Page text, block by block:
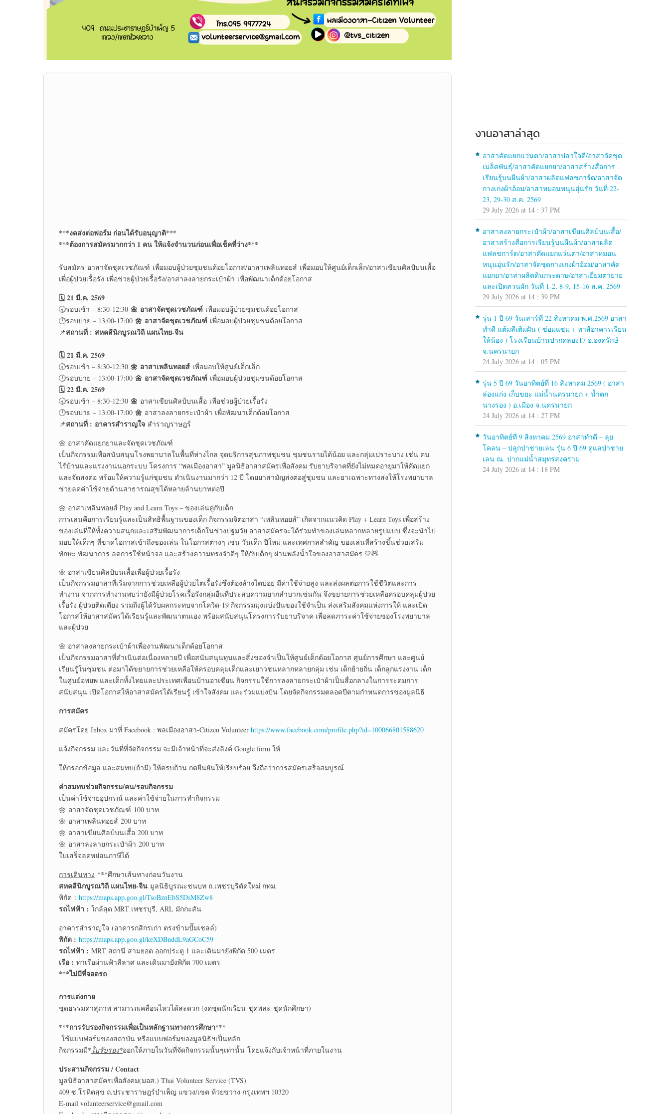
***งดส่งต่อฟอร์ม ก่อนได้รับอนุญาติ***
***ต้องการสมัครมากกว่า 1 คน ให้แจ้งจำนวนก่อนเพื่อเช็คที่ว่าง***
รับสมัคร อาสาจัดชุดเวชภัณฑ์ เพื่อมอบผู้ป่วยชุมชนด้อยโอกาส/อาสาเพลินทอยส์ เพื่อมอบให้ศูนย์เด็กเล็ก/อาสาเขียนศิลป์บนเสื้อ
เพื่อผู้ป่วยเรื้อรัง เพื่อช่วยผู้ป่วยเรื้อรัง/อาสาลงลายกระเป๋าผ้า เพื่อพัฒนาเด็กด้อยโอกาส
🗓️ 21 มี.ค. 2569
🕣รอบเช้า – 8:30-12:30 🌼 อาสาจัดชุดเวชภัณฑ์ เพื่อมอบผู้ป่วยชุมชนด้อยโอกาส
🕛รอบบ่าย – 13:00-17:00 🌼 อาสาจัดชุดเวชภัณฑ์ เพื่อมอบผู้ป่วยชุมชนด้อยโอกาส
📌สถานที่ : สหคลีนิกบูรณวิถี แผนไทย-จีน
🗓️ 21 มี.ค. 2569
🕣รอบเช้า – 8:30-12:30 🌼 อาสาเพลินทอยส์ เพื่อมอบให้ศูนย์เด็กเล็ก
🕛รอบบ่าย – 13:00-17:00 🌼 อาสาจัดชุดเวชภัณฑ์ เพื่อมอบผู้ป่วยชุมชนด้อยโอกาส
🗓️ 22 มี.ค. 2569
🕣รอบเช้า – 8:30-12:30 🌼 อาสาเขียนศิลป์บนเสื้อ เพื่อช่วยผู้ป่วยเรื้อรัง
🕛รอบบ่าย – 13:00-17:00 🌼 อาสาลงลายกระเป๋าผ้า เพื่อพัฒนาเด็กด้อยโอกาส
📌สถานที่ : อาคารสำราญใจ สำราญราษฎร์
🌼 อาสาคัดแยกยาและจัดชุดเวชภัณฑ์
เป็นกิจกรรมเพื่อสนับสนุนโรงพยาบาลในพื้นที่ห่างไกล จุดบริการสุขภาพชุมชน ชุมชนรายได้น้อย และกลุ่มเปราะบาง เช่น คน
ไร้บ้านและแรงงานนอกระบบ โครงการ “พลเมืองอาสา” มูลนิธิอาสาสมัครเพื่อสังคม รับยาบริจาคที่ยังไม่หมดอายุมาให้คัดแยก
และจัดส่งต่อ พร้อมให้ความรู้แก่ชุมชน ดำเนินงานมากว่า 12 ปี โดยยาสามัญส่งต่อสู่ชุมชน และยาเฉพาะทางส่งให้โรงพยาบาล
ช่วยลดค่าใช้จ่ายด้านสาธารณสุขได้หลายล้านบาทต่อปี
🌼 อาสาเพลินทอยส์ Play and Learn Toys – ของเล่นคู่กับเด็ก
การเล่นคือการเรียนรู้และเป็นสิทธิพื้นฐานของเด็ก กิจกรรมจิตอาสา “เพลินทอยส์” เกิดจากแนวคิด Play + Learn Toys เพื่อสร้าง
ของเล่นที่ให้ทั้งความสนุกและเสริมพัฒนาการเด็กในช่วงปฐมวัย อาสาสมัครจะได้ร่วมทำของเล่นหลากหลายรูปแบบ ซึ่งจะนำไป
มอบให้เด็กๆ ที่ขาดโอกาสเข้าถึงของเล่น ในโอกาสต่างๆ เช่น วันเด็ก ปีใหม่ และเทศกาลสำคัญ ของเล่นที่สร้างขึ้นช่วยเสริม
ทักษะ พัฒนาการ ลดการใช้หน้าจอ และสร้างความทรงจำดีๆ ให้กับเด็กๆ ผ่านพลังน้ำใจของอาสาสมัคร 💛🧸
🌼 อาสาเขียนศิลป์บนเสื้อเพื่อผู้ป่วยเรื้อรัง
เป็นกิจกรรมอาสาที่เริ่มจากการช่วยเหลือผู้ป่วยไตเรื้อรังซึ่งต้องล้างไตบ่อย มีค่าใช้จ่ายสูง และส่งผลต่อการใช้ชีวิตและการ
ทำงาน จากการทำงานพบว่ายังมีผู้ป่วยโรคเรื้อรังกลุ่มอื่นที่ประสบความยากลำบากเช่นกัน จึงขยายการช่วยเหลือครอบคลุมผู้ป่วย
เรื้อรัง ผู้ป่วยติดเตียง รวมถึงผู้ได้รับผลกระทบจากโควิด-19 กิจกรรมมุ่งแบ่งปันของใช้จำเป็น ส่งเสริมสังคมแห่งการให้ และเปิด
โอกาสให้อาสาสมัครได้เรียนรู้และพัฒนาตนเอง พร้อมสนับสนุนโครงการรับยาบริจาค เพื่อลดภาระค่าใช้จ่ายของโรงพยาบาล
และผู้ป่วย
🌼 อาสาลงลายกระเป๋าผ้าเพื่องานพัฒนาเด็กด้อยโอกาส
เป็นกิจกรรมอาสาที่ดำเนินต่อเนื่องหลายปี เพื่อสนับสนุนทุนและสิ่งของจำเป็นให้ศูนย์เด็กด้อยโอกาส ศูนย์การศึกษา และศูนย์
เรียนรู้ในชุมชน ต่อมาได้ขยายการช่วยเหลือให้ครอบคลุมเด็กและเยาวชนหลากหลายกลุ่ม เช่น เด็กย้ายถิ่น เด็กลูกแรงงาน เด็ก
ในศูนย์อพยพ และเด็กทั้งไทยและประเทศเพื่อนบ้านอาเซียน กิจกรรมใช้การลงลายกระเป๋าผ้าเป็นสื่อกลางในการระดมการ
สนับสนุน เปิดโอกาสให้อาสาสมัครได้เรียนรู้ เข้าใจสังคม และร่วมแบ่งปัน โดยจัดกิจกรรมตลอดปีตามกำหนดการของมูลนิธิ
การสมัคร
สมัครโดย Inbox มาที่ Facebook : พลเมืองอาสา-Citizen Volunteer https://www.facebook.com/profile.php?id=100066801588620
แจ้งกิจกรรม และวันที่ที่จัดกิจกรรม จะมีเจ้าหน้าที่จะส่งลิงค์ Google form ให้
ให้กรอกข้อมูล และสมทบ(ถ้ามี) ให้ครบถ้วน กดยืนยันให้เรียบร้อย จึงถือว่าการสมัครเสร็จสมบูรณ์
ค่าสมทบช่วยกิจกรรม/คน/รอบกิจกรรม
เป็นค่าใช้จ่ายอุปกรณ์ และค่าใช้จ่ายในการทำกิจกรรม
🌼 อาสาจัดชุดเวชภัณฑ์ 100 บาท
🌼 อาสาเพลินทอยส์ 200 บาท
🌼 อาสาเขียนศิลป์บนเสื้อ 200 บาท
🌼 อาสาลงลายกระเป๋าผ้า 200 บาท
ใบเสร็จลดหย่อนภาษีได้
การเดินทาง ***ศึกษาเส้นทางก่อนวันงาน
สหคลีนิกบูรณวิถี แผนไทย-จีน มูลนิธิบูรณะชนบท ถ.เพชรบุรีตัดใหม่ กทม.
พิกัด : https://maps.app.goo.gl/TsoBznEbS5DsM8Zw8
รถไฟฟ้า : ใกล้สุด MRT เพชรบุรี, ARL มักกะสัน
อาคารสำราญใจ (อาคารกสิกรเก่า ตรงข้ามปั๊มเชลล์)
พิกัด : https://maps.app.goo.gl/keXDBnddL9aGCoC59
รถไฟฟ้า : MRT สถานี สามยอด ออกประตู 1 และเดินมายังพิกัด 500 เมตร
เรือ : ท่าเรือผ่านฟ้าลีลาศ และเดินมายังพิกัด 700 เมตร
***ไม่มีที่จอดรถ
การแต่งกาย
ชุดธรรมดาสุภาพ สามารถเคลื่อนไหวได้สะดวก (งดชุดนักเรียน-ชุดพละ-ชุดนักศึกษา)
***การรับรองกิจกรรมเพื่อเป็นหลักฐานทางการศึกษา***
ใช้แบบฟอร์มของสถาบัน หรือแบบฟอร์มของมูลนิธิฯเป็นหลัก
กิจกรรมมี* ใบรับรอง*ออกให้ภายในวันที่จัดกิจกรรมนั้นๆเท่านั้น โดยแจ้งกับเจ้าหน้าที่ภายในงาน
ประสานกิจกรรม / Contact
มูลนิธิอาสาสมัครเพื่อสังคม(มอส.) Thai Volunteer Service (TVS)
409 ซ.โรหิตสุข ถ.ประชาราษฎร์บำเพ็ญ แขวง/เขต ห้วยขวาง กรุงเทพฯ 10320
E-mail volunteerservice@gmail.com
งานอาสาล่าสุด
อาสาคัดแยกแว่นตา/อาสาปลาใจดี/อาสาจัดชุด
เมล็ดพันธุ์/อาสาคัดแยกยา/อาสาสร้างสื่อการ
เรียนรู้บนผืนผ้า/อาสาผลิตแฟลชการ์ด/อาสาจัด
กางเกงผ้าอ้อม/อาสาหมอนหนุนอุ่นรัก วันที่ 22-
23, 29-30 ส.ค. 2569
29 July 2026 at 14 : 37 PM
อาสาลงลายกระเป๋าผ้า/อาสาเขียนศิลป์บนเสื้อ/
อาสาสร้างสื่อการเรียนรู้บนผืนผ้า/อาสาผลิต
แฟลชการ์ด/อาสาคัดแยกแว่นตา/อาสาหมอน
หนุนอุ่นรัก/อาสาจัดชุดกางเกงผ้าอ้อม/อาสาคัด
แยกยา/อาสาผลิตดินกระดาษ/อาสาเยี่ยมตายาย
และเปิดสวนผัก วันที่ 1-2, 8-9, 15-16 ส.ค. 2569
29 July 2026 at 14 : 39 PM
รุ่น 1 ปี 69 วันเสาร์ที่ 22 สิงหาคม พ.ศ.2569 อาสา
ทำดี แต้มสีเติมฝัน ( ซ่อมแซม + ทาสีอาคารเรียน
ให้น้อง ) โรงเรียนบ้านปากคลอง17 อ.องครักษ์
จ.นครนายก
24 July 2026 at 14 : 05 PM
รุ่น 5 ปี 69 วันอาทิตย์ที่ 16 สิงหาคม 2569 ( อาสา
ล่องแก่ง เก็บขยะ แม่น้ำนครนายก + น้ำตก
นางรอง ) อ.เมือง จ.นครนายก
24 July 2026 at 14 : 27 PM
วันอาทิตย์ที่ 9 สิงหาคม 2569 อาสาทำดี – ลุย
โคลน – ปลูกป่าชายเลน รุ่น 6 ปี 69 ดูแลป่าชาย
เลน ณ. ปากแม่น้ำสมุทรสงคราม
24 July 2026 at 14 : 18 PM